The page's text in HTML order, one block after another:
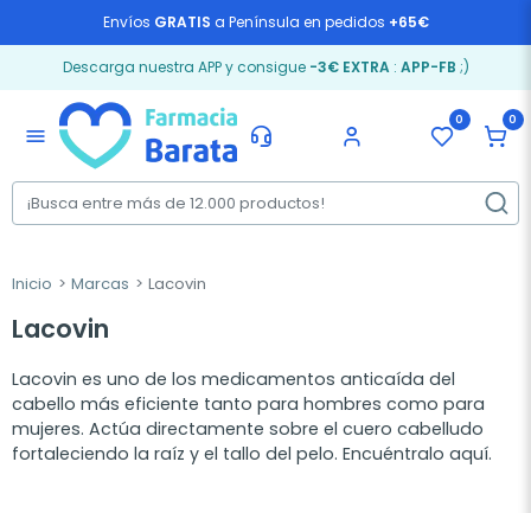
Envíos GRATIS a Península en pedidos +65€
Descarga nuestra APP y consigue -3€ EXTRA: APP-FB ;)
menu
0 0
Inicio Marcas Lacovin
Lacovin
Lacovin es uno de los medicamentos anticaída del
cabello más eficiente tanto para hombres como para
mujeres. Actúa directamente sobre el cuero cabelludo
fortaleciendo la raíz y el tallo del pelo. Encuéntralo aquí.